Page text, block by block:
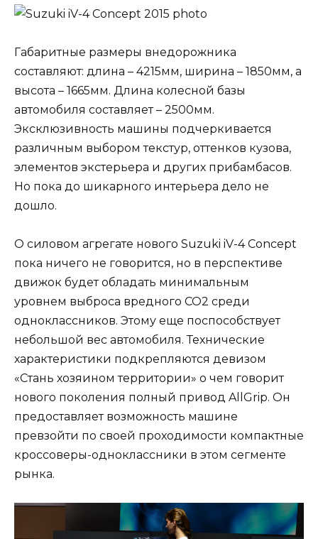
Габаритные размеры внедорожника
составляют: длина – 4215мм, ширина – 1850мм, а
высота – 1665мм. Длина колесной базы
автомобиля составляет – 2500мм.
Эксклюзивность машины подчеркивается
различным выбором текстур, оттенков кузова,
элементов экстерьера и других прибамбасов.
Но пока до шикарного интерьера дело не
дошло.
О силовом агрегате нового Suzuki iV-4 Concept
пока ничего не говорится, но в перспективе
движок будет обладать минимальным
уровнем выброса вредного CO2 среди
одноклассников. Этому еще поспособствует
небольшой вес автомобиля. Технические
характеристики подкрепляются девизом
«Стань хозяином территории» о чем говорит
нового поколения полный привод AllGrip. Он
предоставляет возможность машине
превзойти по своей проходимости компактные
кроссоверы-одноклассники в этом сегменте
рынка.